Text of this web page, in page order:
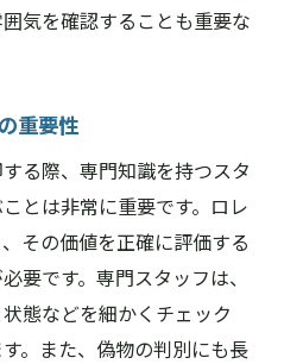
調べる
利用法
する
認方法
と認証
速さ
確認
気を確認することも重要な
重要性
る際、専門知識を持つスタ
とは非常に重要です。ロレ
その価値を正確に評価する
要です。専門スタッフは、
態などを細かくチェック
。また、偽物の判別にも長